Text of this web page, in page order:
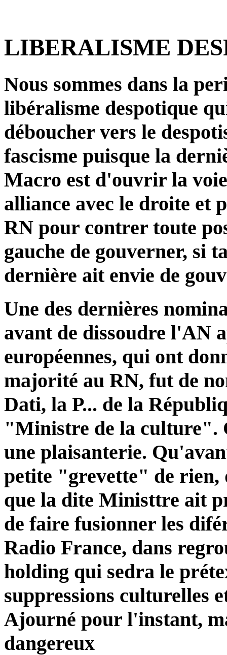
LIBERALISME
Nous sommes dans la
libéralisme despotique
déboucher vers le
fascisme puisque la
Macro est d'ouvrir la
alliance avec le droite et
RN pour contrer toute
gauche de gouverner, si
dernière ait envie de
Une des dernières
avant de dissoudre l'AN
européennes, qui ont
majorité au RN, fut de
Dati, la P... de la
"Ministre de la culture".
une plaisanterie.
petite "grevette" de rien,
que la dite Ministtre ait
de faire fusionner les
Radio France, dans
holding qui sedra le
suppressions culturelles
Ajourné pour l'instant,
dangereux